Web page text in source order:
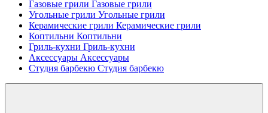
Газовые грили Газовые грили
Угольные грили Угольные грили
Керамические грили Керамические грили
Коптильни Коптильни
Гриль-кухни Гриль-кухни
Аксессуары Аксессуары
Студия барбекю Студия барбекю